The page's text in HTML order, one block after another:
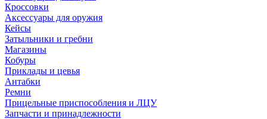
Кроссовки
Аксессуары для оружия
Кейсы
Затыльники и гребни
Магазины
Кобуры
Приклады и цевья
Антабки
Ремни
Прицельные приспособления и ЛЦУ
Запчасти и принадлежности